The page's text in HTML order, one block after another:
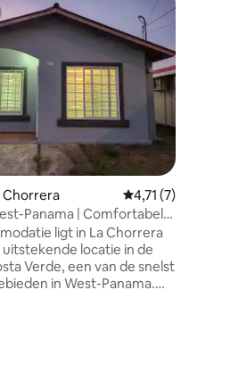
van 5 uit 5, 9 recensies
Chorrera Gemiddelde
4,71 (7)
Panama | Comfortabel
ligt in La Chorrera
locatie in de
Verde, een van de snelst
in West-Panama.
Mall. Op ongeveer 1 uur
aan de Stille Oceaan,